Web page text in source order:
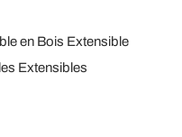
en Bois Extensible
Extensibles